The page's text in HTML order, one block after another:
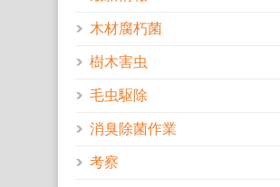
木材腐朽菌
樹木害虫
毛虫駆除
消臭除菌作業
考察